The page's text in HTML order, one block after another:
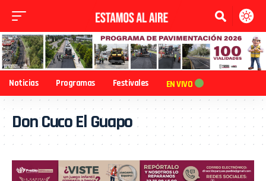
Noticias Programas Festivales EN VIVO
Don Cuco El Guapo